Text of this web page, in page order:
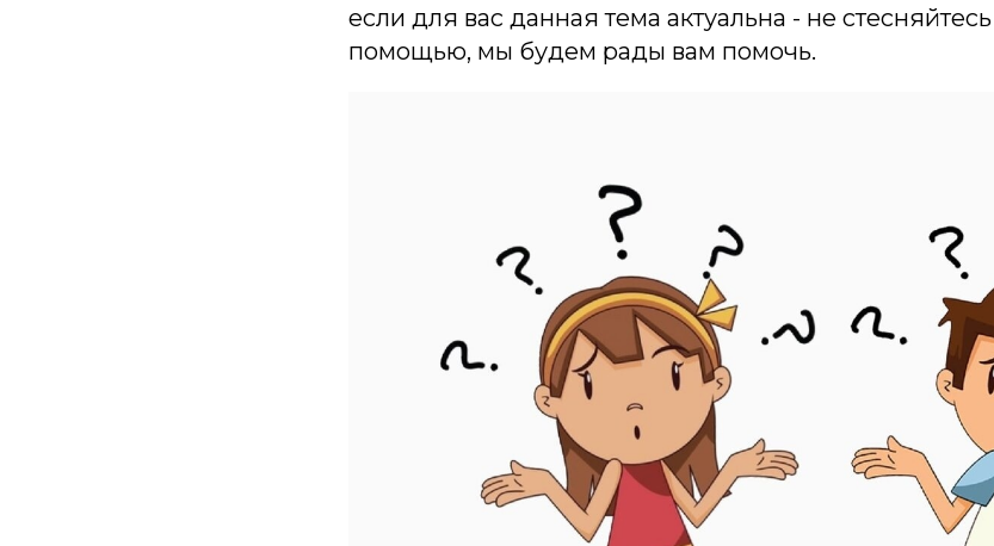
если для вас данная тема актуальна - не
помощью, мы будем рады вам помочь.